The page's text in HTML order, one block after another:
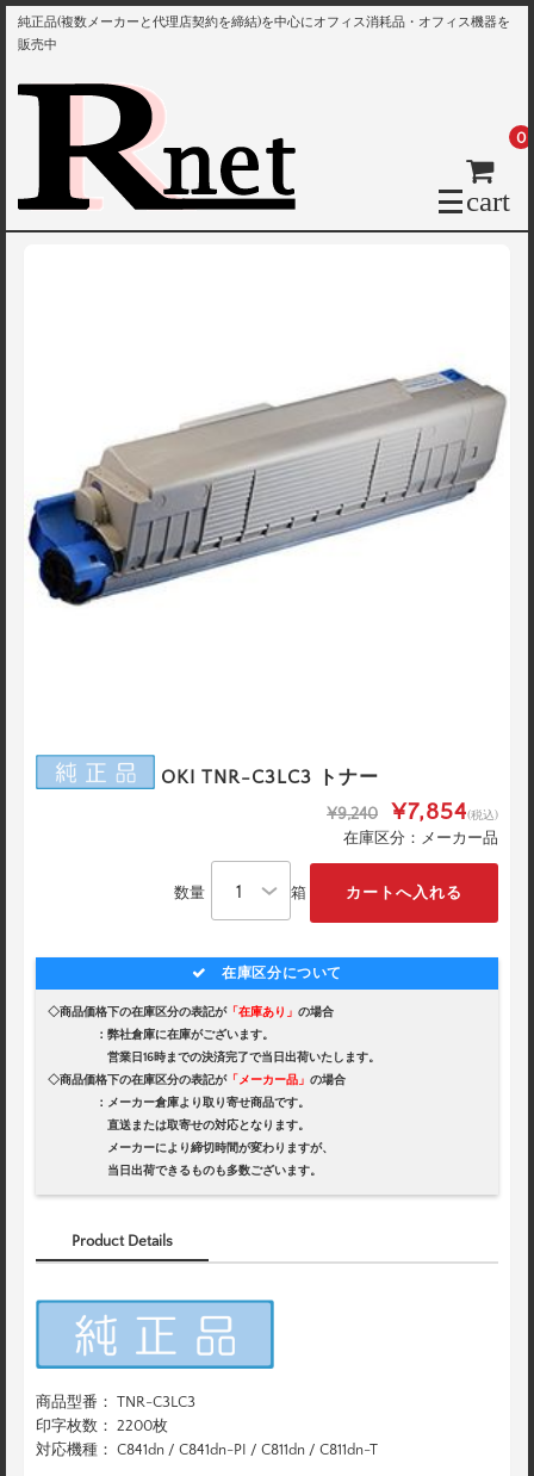
純正品(複数メーカーと代理店契約を締結)を中心にオフィス消耗品・オフィス機器を
販売中
cart
0
OKI TNR-C3LC3 トナー
¥9,240 ¥7,854(税込)
在庫区分：メーカー品
数量 箱
在庫区分について
◇商品価格下の在庫区分の表記が「在庫あり」 の場合
：弊社倉庫に在庫がございます。
営業日16時までの決済完了で当日出荷いたします。
◇商品価格下の在庫区分の表記が「メーカー品」 の場合
：メーカー倉庫より取り寄せ商品です。
直送または取寄せの対応となります。
メーカーにより締切時間が変わりますが、
当日出荷できるものも多数ございます。
Product Details
商品型番： TNR-C3LC3
印字枚数： 2200枚
対応機種： C841dn / C841dn-PI / C811dn / C811dn-T